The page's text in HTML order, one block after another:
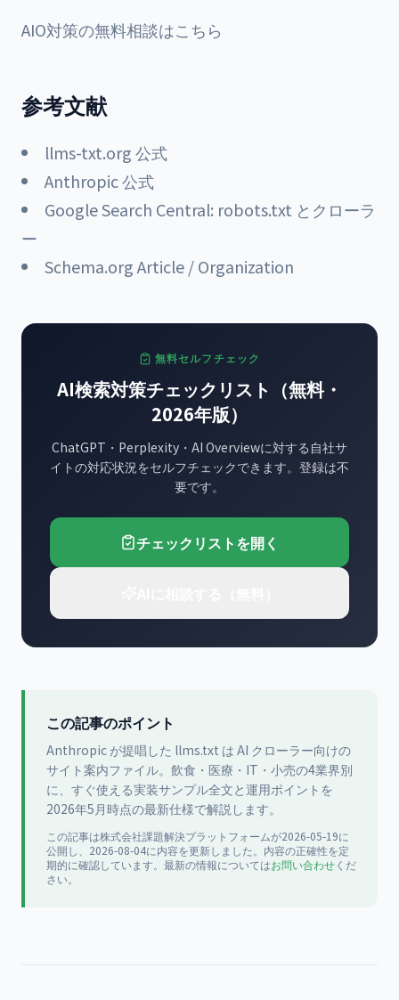
AIO対策の無料相談はこちら
参考文献
llms-txt.org 公式
Anthropic 公式
Google Search Central: robots.txt とクローラ
ー
Schema.org Article / Organization
無料セルフチェック
AI検索対策チェックリスト（無料・
2026年版）
ChatGPT・Perplexity・AI Overviewに対する自社サ
イトの対応状況をセルフチェックできます。登録は不
要です。
チェックリストを開く
この記事のポイント
Anthropic が提唱した llms.txt は AI クローラー向けの
サイト案内ファイル。飲食・医療・IT・小売の4業界別
に、すぐ使える実装サンプル全文と運用ポイントを
2026年5月時点の最新仕様で解説します。
この記事は株式会社課題解決プラットフォームが2026-05-19に
公開し、2026-08-04に内容を更新しました。内容の正確性を定
期的に確認しています。最新の情報についてはお問い合わせくだ
さい。